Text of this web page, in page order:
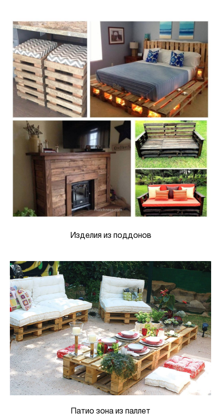
Изделия из поддонов
Патио зона из паллет